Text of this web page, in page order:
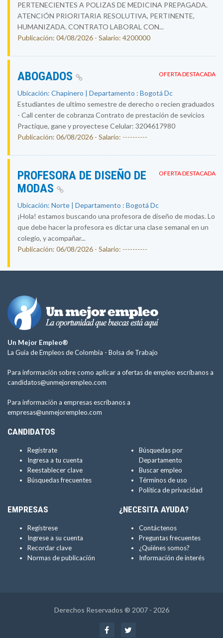
PERTENECIENTES A POLIZAS DE MEDICINA PREPAGADA.
ATENCIÓN PRIORITARIA RESOLUTIVA, PERTINENTE,
HUMANIZADA. CONTRATO LABORAL CON...
Publicación: 04/08/2026 - Salario: 4200000
OFERTA DESTACADA
ABOGADOS
Ubicación: Chapinero | Departamento : Bogotá Dc
Estudiantes de ultimo semestre de derecho o recien graduados
- Call center de cobranza Contrato de prestación de sevicios
Practique, gane y proyectese Celular: 3204617980
Publicación: 06/08/2026 - Salario: ----------
OFERTA DESTACADA
PROFESORA DE DISEÑO DE
MODAS
Ubicación: Norte | Departamento : Bogotá Dc
¡Hola! estamos buscando una profesora de diseño de modas. Lo
que debe hacer la profesora es dictar una clase semanal en un
colegio, y acompañar...
Publicación: 06/08/2026 - Salario: ----------
Un Mejor Empleo®
La Guía de Empleos de Colombia - Bolsa de Trabajo
Para información sobre como aplicar a ofertas de empleo escríbanos a
candidatos@unmejorempleo.com
Para información a empresas escríbanos a
empresas@unmejorempleo.com
CANDIDATOS
Regístrate
Ingresa a tu cuenta
Reestablecer clave
Búsquedas frecuentes
Búsquedas por
Departamento
Buscar empleo
Términos de uso
Política de privacidad
EMPRESAS
Regístrese
Ingrese a su cuenta
Recordar clave
Normas de publicación
¿NECESITA AYUDA?
Contáctenos
Preguntas frecuentes
¿Quiénes somos?
Información de interés
Derechos Reservados ® 2007 - 2026
Facebook